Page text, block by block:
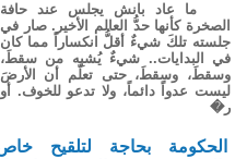
ما عاد بانش يجلس عند حافة
الصخرة كأنها حدُّ العالم الأخير. صار في
جلسته تلكَ شيءٌ أقلُّ انكساراً مما كان
في البدايات.. شيءٌ يُشبِه من سقطَ،
وسقطَ، وسقطَ، حتى تعلّم أن الأرضَ
ليست عدواً دائماً، ولا تدعو للخوف. أو
ر�
الحكومة بحاجة لتلقيح خاص